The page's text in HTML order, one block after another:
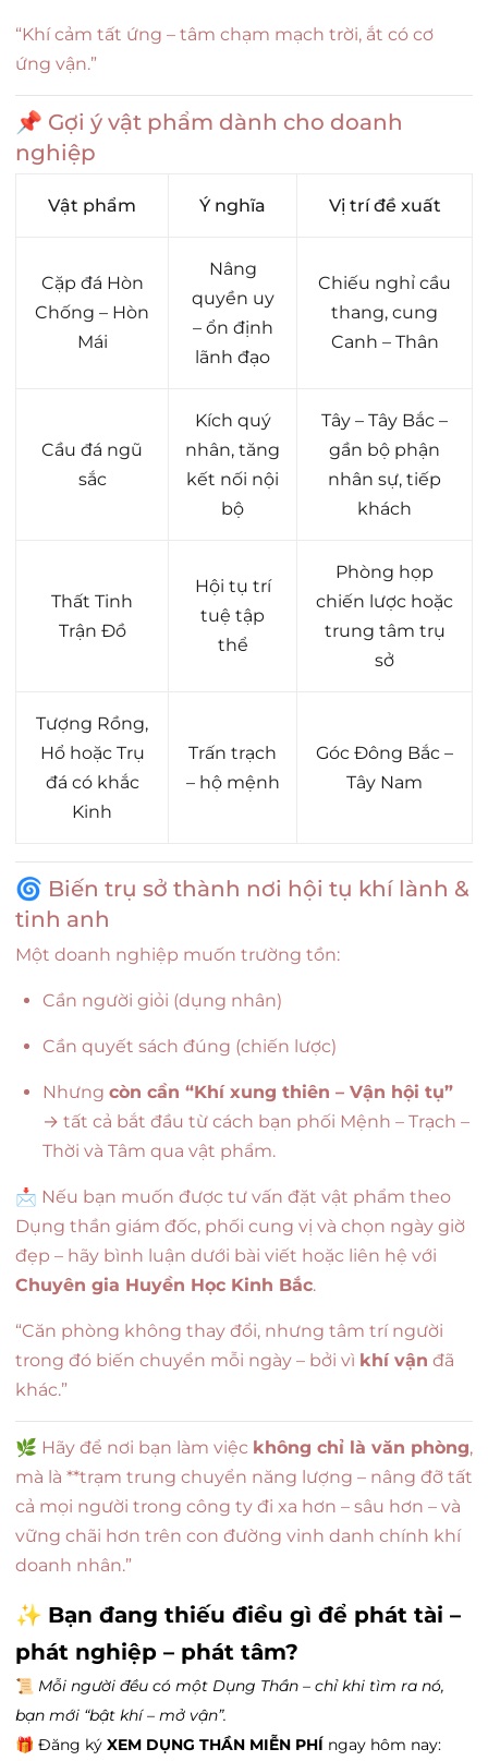
“Khí cảm tất ứng – tâm chạm mạch trời, ắt có cơ
ứng vận.”
📌 Gợi ý vật phẩm dành cho doanh
nghiệp
Vật phẩm Ý nghĩa Vị trí đề xuất
Cặp đá Hòn
Chống – Hòn
Mái
Nâng
quyền uy
– ổn định
lãnh đạo
Chiếu nghỉ cầu
thang, cung
Canh – Thân
Cầu đá ngũ
sắc
Kích quý
nhân, tăng
kết nối nội
bộ
Tây – Tây Bắc –
gần bộ phận
nhân sự, tiếp
khách
Thất Tinh
Trận Đồ
Hội tụ trí
tuệ tập
thể
Phòng họp
chiến lược hoặc
trung tâm trụ
sở
Tượng Rồng,
Hổ hoặc Trụ
đá có khắc
Kinh
Trấn trạch
– hộ mệnh
Góc Đông Bắc –
Tây Nam
🌀 Biến trụ sở thành nơi hội tụ khí lành &
tinh anh
Một doanh nghiệp muốn trường tồn:
Cần người giỏi (dụng nhân)
Cần quyết sách đúng (chiến lược)
Nhưng còn cần “Khí xung thiên – Vận hội tụ”
→ tất cả bắt đầu từ cách bạn phối Mệnh – Trạch –
Thời và Tâm qua vật phẩm.
📩 Nếu bạn muốn được tư vấn đặt vật phẩm theo
Dụng thần giám đốc, phối cung vị và chọn ngày giờ
đẹp – hãy bình luận dưới bài viết hoặc liên hệ với
Chuyên gia Huyền Học Kinh Bắc.
“Căn phòng không thay đổi, nhưng tâm trí người
trong đó biến chuyển mỗi ngày – bởi vì khí vận đã
khác.”
🌿 Hãy để nơi bạn làm việc không chỉ là văn phòng,
mà là **trạm trung chuyển năng lượng – nâng đỡ tất
cả mọi người trong công ty đi xa hơn – sâu hơn – và
vững chãi hơn trên con đường vinh danh chính khí
doanh nhân.”
✨ Bạn đang thiếu điều gì để phát tài –
phát nghiệp – phát tâm?
📜 Mỗi người đều có một Dụng Thần – chỉ khi tìm ra nó,
bạn mới “bật khí – mở vận”.
🎁 Đăng ký XEM DỤNG THẦN MIỄN PHÍ ngay hôm nay: